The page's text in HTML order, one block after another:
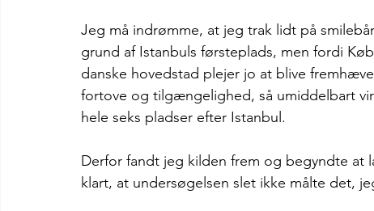
Jeg må indrømme, at jeg trak lidt på
grund af Istanbuls førsteplads, men fordi
danske hovedstad plejer jo at blive
fortove og tilgængelighed, så umiddelbart
hele seks pladser efter Istanbul.
Derfor fandt jeg kilden frem og begyndte
klart, at undersøgelsen slet ikke målte det,